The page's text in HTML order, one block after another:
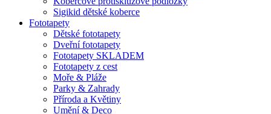
Sigikid dětské koberce
Fototapety
Dětské fototapety
Dveřní fototapety
Fototapety SKLADEM
Fototapety z cest
Moře & Pláže
Parky & Zahrady
Příroda a Květiny
Umění & Deco